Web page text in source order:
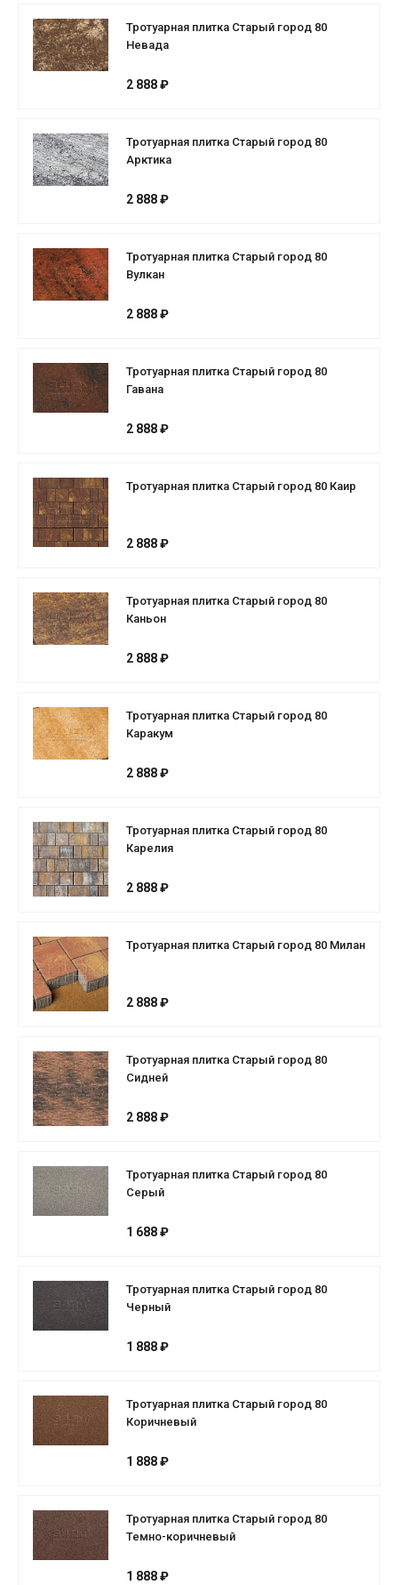
Тротуарная плитка Старый город 80
Невада
2 888 ₽
Тротуарная плитка Старый город 80
Арктика
2 888 ₽
Тротуарная плитка Старый город 80
Вулкан
2 888 ₽
Тротуарная плитка Старый город 80
Гавана
2 888 ₽
Тротуарная плитка Старый город 80 Каир
2 888 ₽
Тротуарная плитка Старый город 80
Каньон
2 888 ₽
Тротуарная плитка Старый город 80
Каракум
2 888 ₽
Тротуарная плитка Старый город 80
Карелия
2 888 ₽
Тротуарная плитка Старый город 80 Милан
2 888 ₽
Тротуарная плитка Старый город 80
Сидней
2 888 ₽
Тротуарная плитка Старый город 80
Серый
1 688 ₽
Тротуарная плитка Старый город 80
Черный
1 888 ₽
Тротуарная плитка Старый город 80
Коричневый
1 888 ₽
Тротуарная плитка Старый город 80
Темно-коричневый
1 888 ₽